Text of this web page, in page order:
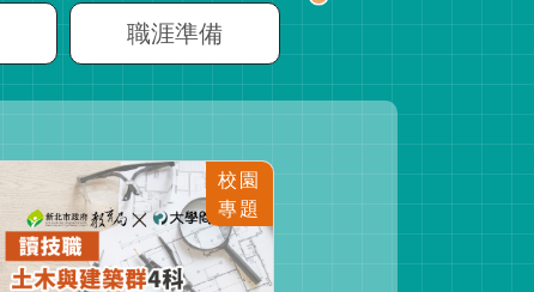
職涯準備
校園
專題